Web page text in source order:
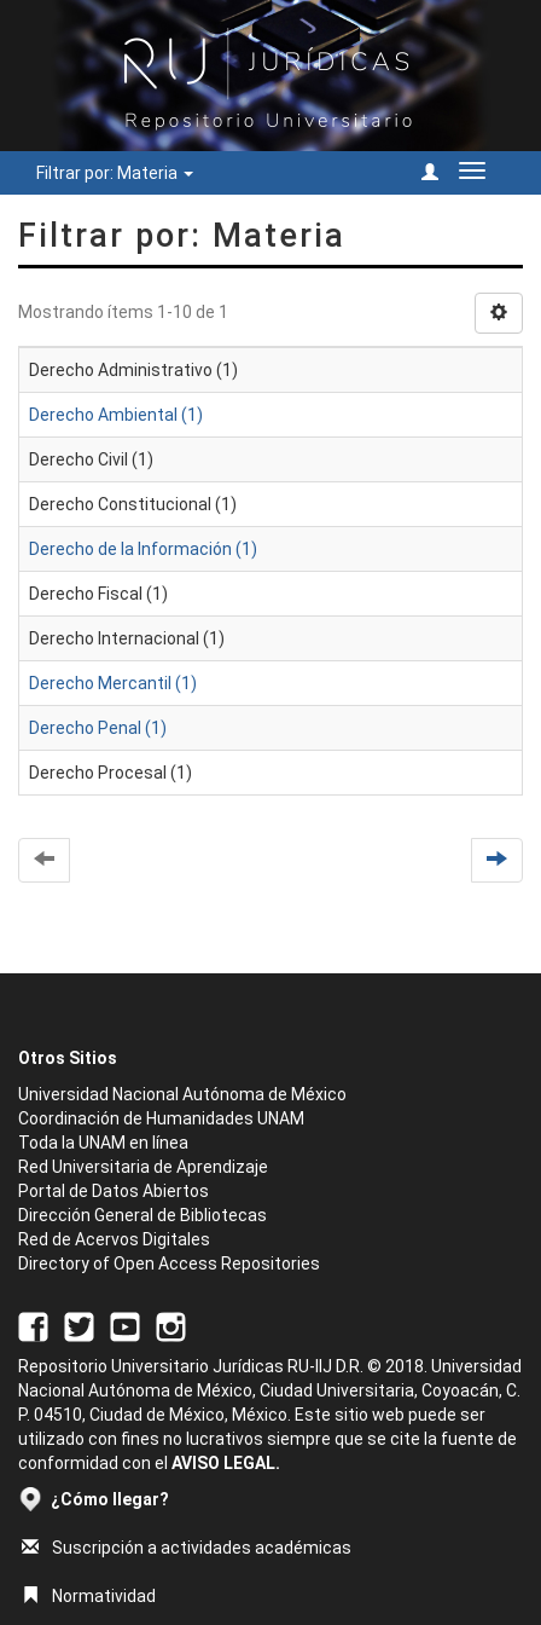
Filtrar por: Materia
Cambiar
Filtrar por: Materia
Mostrando ítems 1-10 de 1
Derecho Administrativo (1)
Derecho Ambiental (1)
Derecho Civil (1)
Derecho Constitucional (1)
Derecho de la Información (1)
Derecho Fiscal (1)
Derecho Internacional (1)
Derecho Mercantil (1)
Derecho Penal (1)
Derecho Procesal (1)
Otros Sitios
Universidad Nacional Autónoma de México
Coordinación de Humanidades UNAM
Toda la UNAM en línea
Red Universitaria de Aprendizaje
Portal de Datos Abiertos
Dirección General de Bibliotecas
Red de Acervos Digitales
Directory of Open Access Repositories
Repositorio Universitario Jurídicas RU-IIJ D.R. © 2018. Universidad
Nacional Autónoma de México, Ciudad Universitaria, Coyoacán, C.
P. 04510, Ciudad de México, México. Este sitio web puede ser
utilizado con fines no lucrativos siempre que se cite la fuente de
conformidad con el AVISO LEGAL.
¿Cómo llegar?
Suscripción a actividades académicas
Normatividad